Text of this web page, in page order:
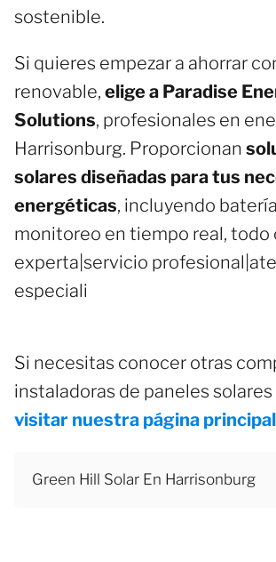
sostenible.
Si quieres empezar a ahorrar
renovable, elige a Paradise
Solutions, profesionales en
Harrisonburg. Proporcionan
solares diseñadas para tus
energéticas, incluyendo
monitoreo en tiempo real, todo
experta|servicio
especiali
Si necesitas conocer otras
instaladoras de paneles
visitar nuestra página principal
Green Hill Solar En Harrisonburg